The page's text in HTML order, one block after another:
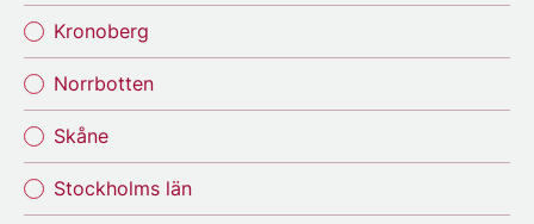
Kronoberg
Norrbotten
Skåne
Stockholms län